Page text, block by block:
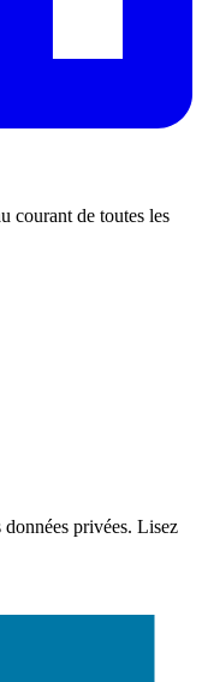
courant de toutes les
privées. Lisez